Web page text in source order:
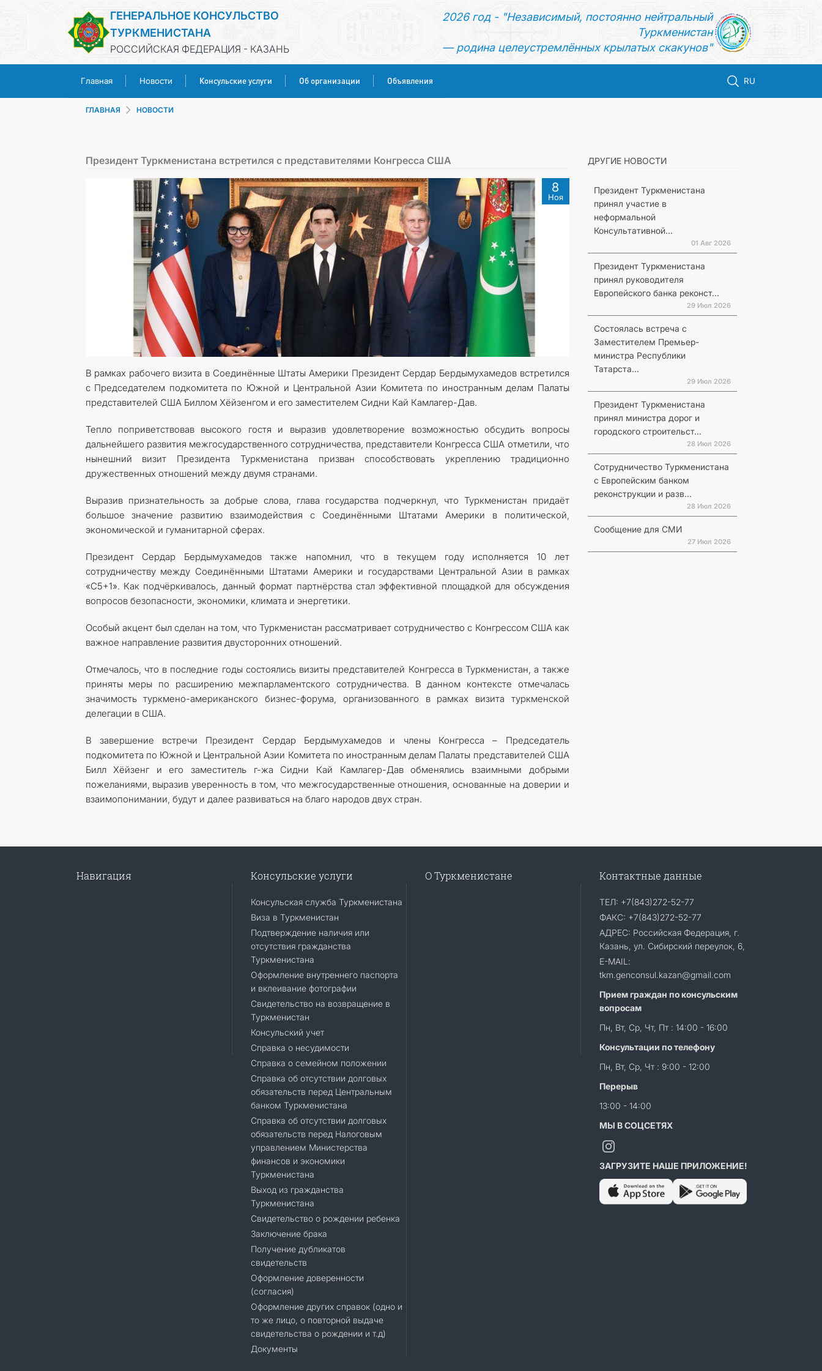
ГЕНЕРАЛЬНОЕ КОНСУЛЬСТВО
ТУРКМЕНИСТАНА
РОССИЙСКАЯ ФЕДЕРАЦИЯ - КАЗАНЬ
2026 год - "Независимый, постоянно нейтральный
Туркменистан
— родина целеустремлённых крылатых скакунов"
Главная Новости Консульские услуги Об организации Объявления RU
КОНСУЛЬСКИЕ УСЛУГИ
ОБ ОРГАНИЗАЦИИ
ОБЪЯВЛЕНИЯ
ГЛАВНАЯ НОВОСТИ
Президент Туркменистана встретился с представителями Конгресса США
8
Ноя
В рамках рабочего визита в Соединённые Штаты Америки Президент Сердар Бердымухамедов встретился
с Председателем подкомитета по Южной и Центральной Азии Комитета по иностранным делам Палаты
представителей США Биллом Хёйзенгом и его заместителем Сидни Кай Камлагер-Дав.
Тепло поприветствовав высокого гостя и выразив удовлетворение возможностью обсудить вопросы
дальнейшего развития межгосударственного сотрудничества, представители Конгресса США отметили, что
нынешний визит Президента Туркменистана призван способствовать укреплению традиционно
дружественных отношений между двумя странами.
Выразив признательность за добрые слова, глава государства подчеркнул, что Туркменистан придаёт
большое значение развитию взаимодействия с Соединёнными Штатами Америки в политической,
экономической и гуманитарной сферах.
Президент Сердар Бердымухамедов также напомнил, что в текущем году исполняется 10 лет
сотрудничеству между Соединёнными Штатами Америки и государствами Центральной Азии в рамках
«С5+1». Как подчёркивалось, данный формат партнёрства стал эффективной площадкой для обсуждения
вопросов безопасности, экономики, климата и энергетики.
Особый акцент был сделан на том, что Туркменистан рассматривает сотрудничество с Конгрессом США как
важное направление развития двусторонних отношений.
Отмечалось, что в последние годы состоялись визиты представителей Конгресса в Туркменистан, а также
приняты меры по расширению межпарламентского сотрудничества. В данном контексте отмечалась
значимость туркмено-американского бизнес-форума, организованного в рамках визита туркменской
делегации в США.
В завершение встречи Президент Сердар Бердымухамедов и члены Конгресса – Председатель
подкомитета по Южной и Центральной Азии Комитета по иностранным делам Палаты представителей США
Билл Хёйзенг и его заместитель г-жа Сидни Кай Камлагер-Дав обменялись взаимными доб­рыми
пожеланиями, выразив уверенность в том, что межгосударственные отношения, основанные на доверии и
взаимопонимании, будут и далее развиваться на благо народов двух стран.
ДРУГИЕ НОВОСТИ
Президент Туркменистана
принял участие в
неформальной
Консультативной...
01 Авг 2026
Президент Туркменистана
принял руководителя
Европейского банка реконст...
29 Июл 2026
Состоялась встреча с
Заместителем Премьер-
министра Республики
Татарста...
29 Июл 2026
Президент Туркменистана
принял министра дорог и
городского строительст...
28 Июл 2026
Сотрудничество Туркменистана
с Европейским банком
реконструкции и разв...
28 Июл 2026
Сообщение для СМИ
27 Июл 2026
Навигация Консульские услуги
Консульская служба Туркменистана
Виза в Туркменистан
Подтверждение наличия или
отсутствия гражданства
Туркменистана
Оформление внутреннего паспорта
и вклеивание фотографии
Свидетельство на возвращение в
Туркменистан
Консульский учет
Справка о несудимости
Справка о семейном положении
Cправка об отсутствии долговых
обязательств перед Центральным
банком Туркменистана
Справка об отсутствии долговых
обязательств перед Налоговым
управлением Министерства
финансов и экономики
Туркменистана
Выход из гражданства
Туркменистана
Свидетельство о рождении ребенка
Заключение брака
Получение дубликатов
свидетельств
Оформление доверенности
(согласия)
Оформление других справок (одно и
то же лицо, о повторной выдаче
свидетельства о рождении и т.д)
Документы
О Туркменистане Контактные данные
ТЕЛ: +7(843)272-52-77
ФАКС: +7(843)272-52-77
АДРЕС: Российская Федерация, г.
Казань, ул. Сибирский переулок, 6,
E-MAIL:
tkm.genconsul.kazan@gmail.com
Прием граждан по консульским
вопросам
Пн, Вт, Ср, Чт, Пт : 14:00 - 16:00
Консультации по телефону
Пн, Вт, Ср, Чт : 9:00 - 12:00
Перерыв
13:00 - 14:00
МЫ В СОЦСЕТЯХ
ЗАГРУЗИТЕ НАШЕ ПРИЛОЖЕНИЕ!